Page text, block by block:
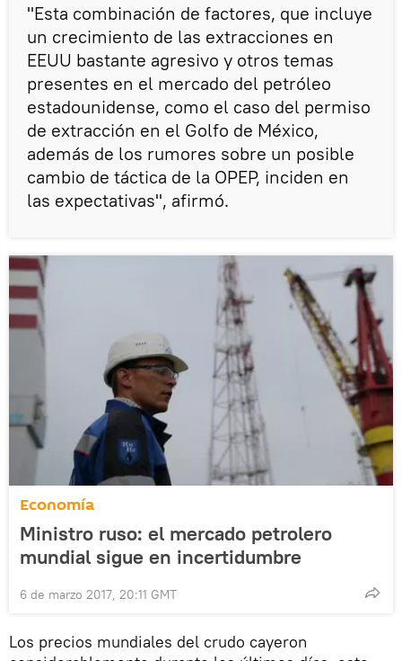
"Esta combinación de factores, que incluye
un crecimiento de las extracciones en
EEUU bastante agresivo y otros temas
presentes en el mercado del petróleo
estadounidense, como el caso del permiso
de extracción en el Golfo de México,
además de los rumores sobre un posible
cambio de táctica de la OPEP, inciden en
las expectativas", afirmó.
Economía
Ministro ruso: el mercado petrolero
mundial sigue en incertidumbre
6 de marzo 2017, 20:11 GMT
Los precios mundiales del crudo cayeron